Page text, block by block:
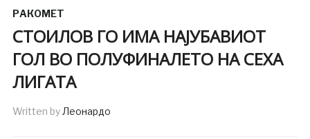
РАКОМЕТ
СТОИЛОВ ГО ИМА НАЈУБАВИОТ
ГОЛ ВО ПОЛУФИНАЛЕТО НА СЕХА
ЛИГАТА
Written byЛеонардо